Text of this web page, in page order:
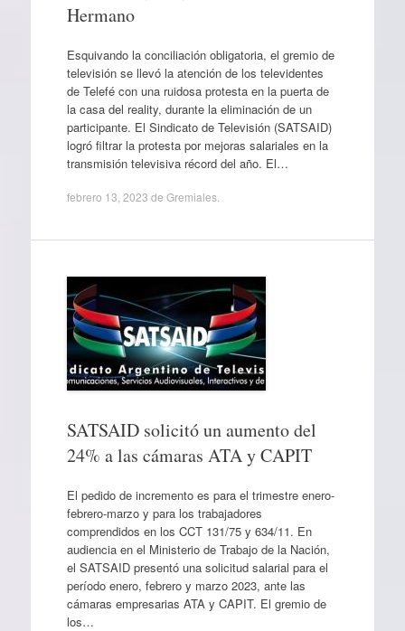
Hermano
Esquivando la conciliación obligatoria, el gremio de
televisión se llevó la atención de los televidentes
de Telefé con una ruidosa protesta en la puerta de
la casa del reality, durante la eliminación de un
participante. El Sindicato de Televisión (SATSAID)
logró filtrar la protesta por mejoras salariales en la
transmisión televisiva récord del año. El…
febrero 13, 2023 de Gremiales.
SATSAID solicitó un aumento del
24% a las cámaras ATA y CAPIT
El pedido de incremento es para el trimestre enero-
febrero-marzo y para los trabajadores
comprendidos en los CCT 131/75 y 634/11. En
audiencia en el Ministerio de Trabajo de la Nación,
el SATSAID presentó una solicitud salarial para el
período enero, febrero y marzo 2023, ante las
cámaras empresarias ATA y CAPIT. El gremio de
los…